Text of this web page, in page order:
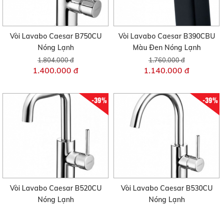
Vòi Lavabo Caesar B750CU
Nóng Lạnh
1.804.000 đ
1.400.000 đ
Vòi Lavabo Caesar B390CBU
Màu Đen Nóng Lạnh
1.760.000 đ
1.140.000 đ
-39%
Vòi Lavabo Caesar B520CU
Nóng Lạnh
-39%
Vòi Lavabo Caesar B530CU
Nóng Lạnh